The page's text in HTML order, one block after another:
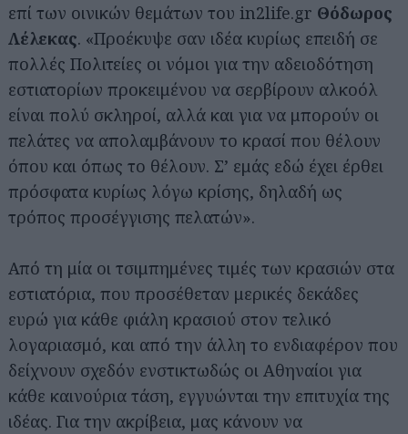
επί των οινικών θεμάτων του in2life.gr Θόδωρος
Λέλεκας. «Προέκυψε σαν ιδέα κυρίως επειδή σε
πολλές Πολιτείες οι νόμοι για την αδειοδότηση
εστιατορίων προκειμένου να σερβίρουν αλκοόλ
είναι πολύ σκληροί, αλλά και για να μπορούν οι
πελάτες να απολαμβάνουν το κρασί που θέλουν
όπου και όπως το θέλουν. Σ’ εμάς εδώ έχει έρθει
πρόσφατα κυρίως λόγω κρίσης, δηλαδή ως
τρόπος προσέγγισης πελατών».
Από τη μία οι τσιμπημένες τιμές των κρασιών στα
εστιατόρια, που προσέθεταν μερικές δεκάδες
ευρώ για κάθε φιάλη κρασιού στον τελικό
λογαριασμό, και από την άλλη το ενδιαφέρον που
δείχνουν σχεδόν ενστικτωδώς οι Αθηναίοι για
κάθε καινούρια τάση, εγγυώνται την επιτυχία της
ιδέας. Για την ακρίβεια, μας κάνουν να